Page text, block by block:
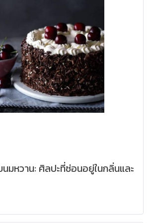
นมหวาน: ศิลปะที่ซ่อนอยู่ในกลิ่นและ